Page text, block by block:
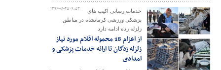
۱۳۹۶-۰۸-۲۵ ۰۹:۵۳
خدمات رسانی اکیپ های
پزشکی ورزشی کرمانشاه در مناطق
زلزله زده ادامه دارد
از اعزام 18 محموله اقلام مورد نیاز
زلزله زدگان تا ارائه خدمات پزشکی و
امدادی